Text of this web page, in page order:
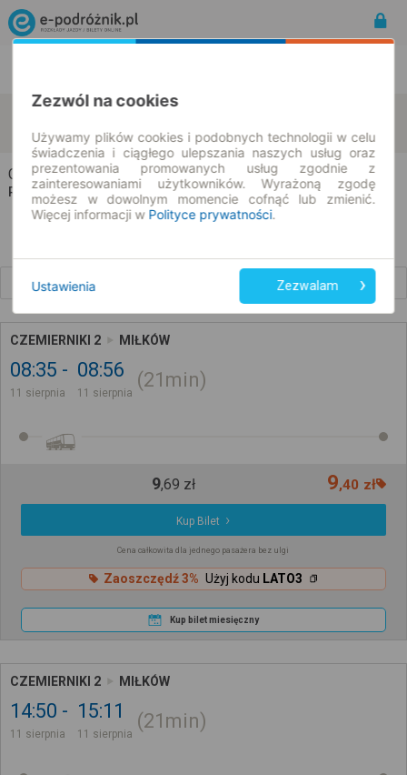
11.08.2026 | -- : --
Czemierniki → Miłków
Rozkład jazdy i bilety
CZEMIERNIKI 2 MIŁKÓW
08:35
11 sierpnia
08:56
11 sierpnia
21min
9,69 zł 9,40 zł
Kup Bilet
Cena całkowita dla jednego pasażera bez ulgi
Zaoszczędź 3% Użyj kodu LATO3
Kup bilet miesięczny
CZEMIERNIKI 2 MIŁKÓW
14:50
11 sierpnia
15:11
11 sierpnia
21min
Zezwól na cookies
Używamy plików cookies i podobnych technologii w celu
świadczenia i ciągłego ulepszania naszych usług oraz
prezentowania promowanych usług zgodnie z
zainteresowaniami użytkowników. Wyrażoną zgodę
możesz w dowolnym momencie cofnąć lub zmienić.
Więcej informacji w Polityce prywatności.
Ustawienia Zezwalam